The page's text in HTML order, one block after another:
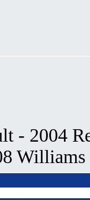
- 2004
Williams